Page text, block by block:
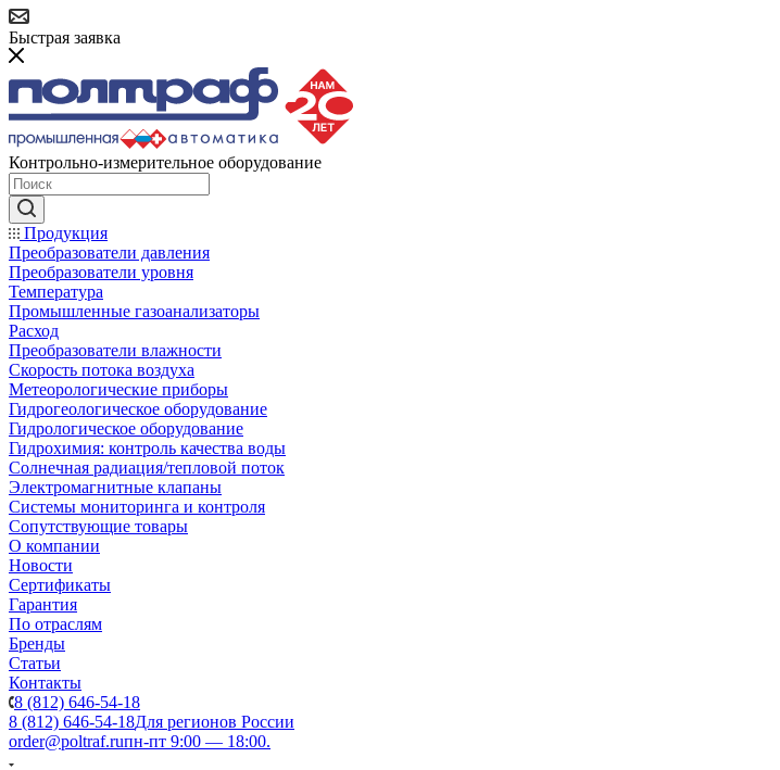
Быстрая заявка
Контрольно-измерительное оборудование
Продукция
Преобразователи давления
Преобразователи уровня
Температура
Промышленные газоанализаторы
Расход
Преобразователи влажности
Скорость потока воздуха
Метеорологические приборы
Гидрогеологическое оборудование
Гидрологическое оборудование
Гидрохимия: контроль качества воды
Солнечная радиация/тепловой поток
Электромагнитные клапаны
Системы мониторинга и контроля
Сопутствующие товары
О компании
Новости
Сертификаты
Гарантия
По отраслям
Бренды
Статьи
Контакты
8 (812) 646-54-18
8 (812) 646-54-18Для регионов России
order@poltraf.ruпн-пт 9:00 — 18:00.